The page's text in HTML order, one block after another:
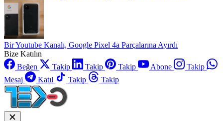
Bir Youtube Kanalı, Google Pixel 4a Parçalarına Ayırdı
Bize Katılın
Beğen
Takip Takip Takip Abone
Takip
Mesaj
Katıl Takip Takip